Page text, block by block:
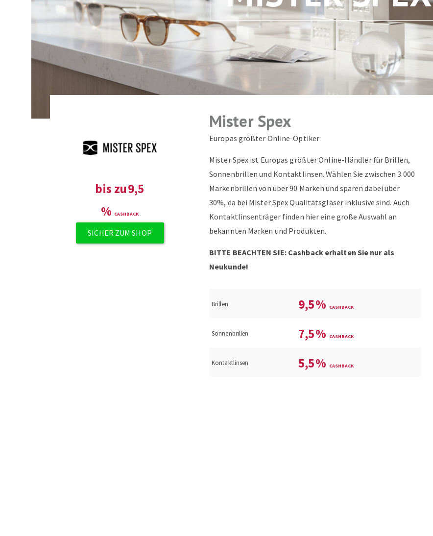
bis zu9,5
%
SICHER ZUM SHOP
Mister Spex
Europas größter Online-Optiker
Mister Spex ist Europas größter Online-Händler für Brillen,
Sonnenbrillen und Kontaktlinsen. Wählen Sie zwischen 3.000
Markenbrillen von über 90 Marken und sparen dabei über
30%, da bei Mister Spex Qualitätsgläser inklusive sind. Auch
Kontaktlinsenträger finden hier eine große Auswahl an
bekannten Marken und Produkten.
BITTE BEACHTEN SIE: Cashback erhalten Sie nur als
Neukunde!
Brillen 9,5%
Sonnenbrillen 7,5%
Kontaktlinsen 5,5%
ZUM NEWSLETTER ANMELDEN